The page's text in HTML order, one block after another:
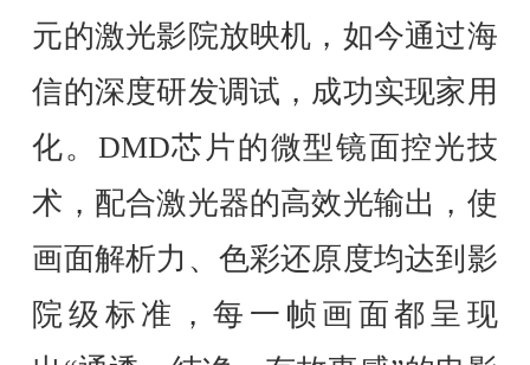
元的激光影院放映机，如今通过海
信的深度研发调试，成功实现家用
化。DMD芯片的微型镜面控光技
术，配合激光器的高效光输出，使
画面解析力、色彩还原度均达到影
院级标准，每一帧画面都呈现